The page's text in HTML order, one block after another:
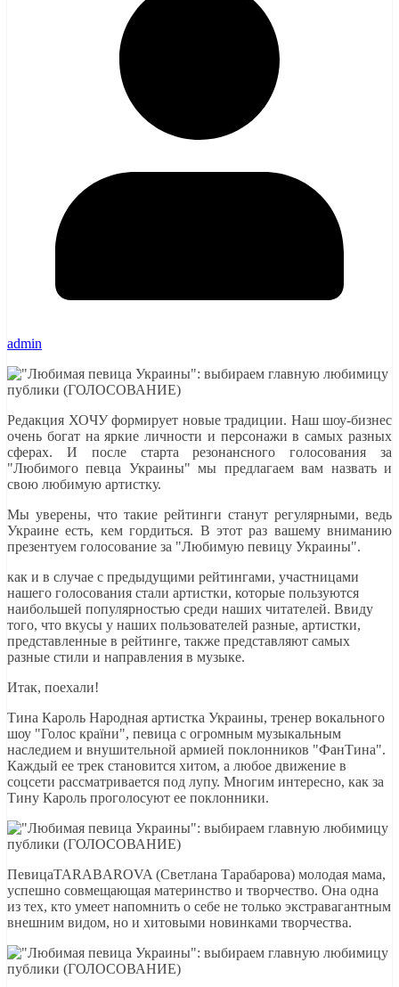
admin
Редакция ХОЧУ формирует новые традиции. Наш шоу-бизнес
очень богат на яркие личности и персонажи в самых разных
сферах. И после старта резонансного голосования за
"Любимого певца Украины" мы предлагаем вам назвать и
свою любимую артистку.
Мы уверены, что такие рейтинги станут регулярными, ведь
Украине есть, кем гордиться. В этот раз вашему вниманию
презентуем голосование за "Любимую певицу Украины".
как и в случае с предыдущими рейтингами, участницами
нашего голосования стали артистки, которые пользуются
наибольшей популярностью среди наших читателей. Ввиду
того, что вкусы у наших пользователей разные, артистки,
представленные в рейтинге, также представляют самых
разные стили и направления в музыке.
Итак, поехали!
Тина Кароль Народная артистка Украины, тренер вокального
шоу "Голос країни", певица с огромным музыкальным
наследием и внушительной армией поклонников "ФанТина".
Каждый ее трек становится хитом, а любое движение в
соцсети рассматривается под лупу. Многим интересно, как за
Тину Кароль проголосуют ее поклонники.
ПевицаTARABAROVA (Светлана Тарабарова) молодая мама,
успешно совмещающая материнство и творчество. Она одна
из тех, кто умеет напомнить о себе не только экстравагантным
внешним видом, но и хитовыми новинками творчества.